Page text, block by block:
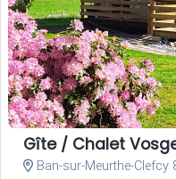
Gîte / Chalet
Ban-sur-Meurthe-Clefcy